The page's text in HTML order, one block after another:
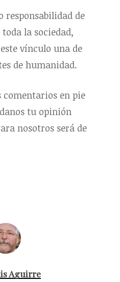
responsabilidad de
la sociedad,
vínculo una de
de humanidad.
comentarios en pie
tu opinión
nosotros será de
Aguirre